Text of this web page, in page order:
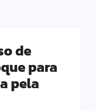
de
para
pela